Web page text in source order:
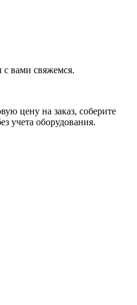
с вами свяжемся.
цену на заказ, соберите
учета оборудования.